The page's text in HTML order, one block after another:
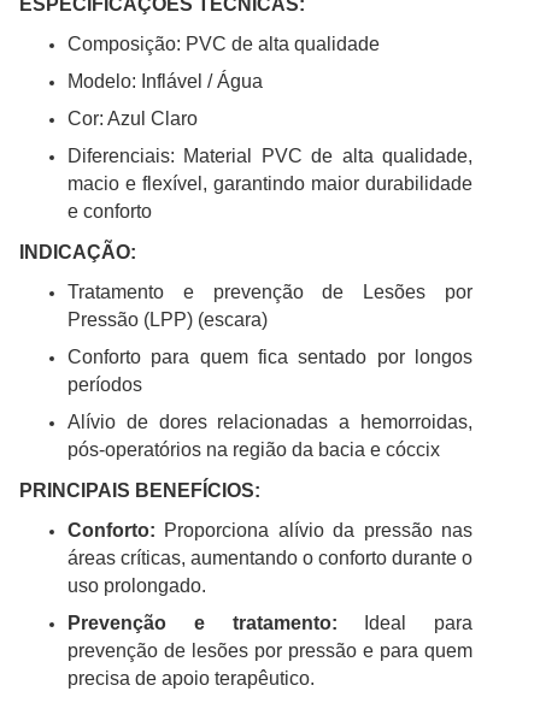
ESPECIFICAÇÕES TÉCNICAS:
Composição: PVC de alta qualidade
Modelo: Inflável / Água
Cor: Azul Claro
Diferenciais: Material PVC de alta qualidade,
macio e flexível, garantindo maior durabilidade
e conforto
INDICAÇÃO:
Tratamento e prevenção de Lesões por
Pressão (LPP) (escara)
Conforto para quem fica sentado por longos
períodos
Alívio de dores relacionadas a hemorroidas,
pós-operatórios na região da bacia e cóccix
PRINCIPAIS BENEFÍCIOS:
Conforto: Proporciona alívio da pressão nas
áreas críticas, aumentando o conforto durante o
uso prolongado.
Prevenção e tratamento: Ideal para
prevenção de lesões por pressão e para quem
precisa de apoio terapêutico.